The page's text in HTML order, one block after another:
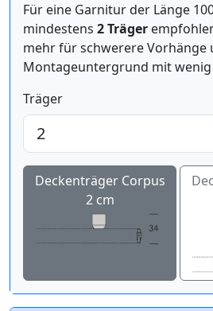
Für eine Garnitur der Länge 100 cm
mindestens 2 Träger
mehr für schwerere Vorhänge
Montageuntergrund mit
Träger
Deckenträger Corpus
2 cm